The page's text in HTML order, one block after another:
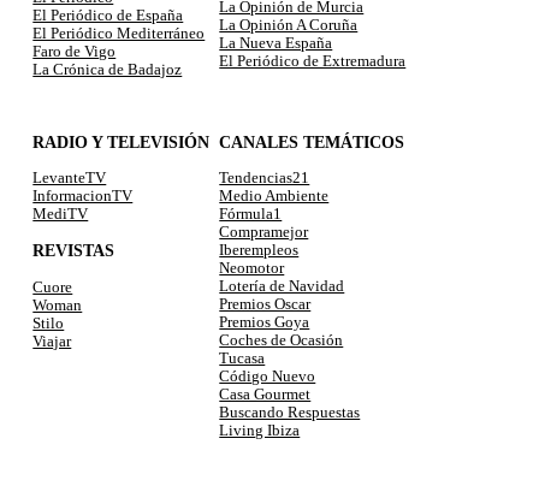
El Periódico de España
El Periódico Mediterráneo
Faro de Vigo
La Crónica de Badajoz
La Opinión de Murcia
La Opinión A Coruña
La Nueva España
El Periódico de Extremadura
RADIO Y TELEVISIÓN
LevanteTV
InformacionTV
MediTV
REVISTAS
Cuore
Woman
Stilo
Viajar
CANALES TEMÁTICOS
Tendencias21
Medio Ambiente
Fórmula1
Compramejor
Iberempleos
Neomotor
Lotería de Navidad
Premios Oscar
Premios Goya
Coches de Ocasión
Tucasa
Código Nuevo
Casa Gourmet
Buscando Respuestas
Living Ibiza